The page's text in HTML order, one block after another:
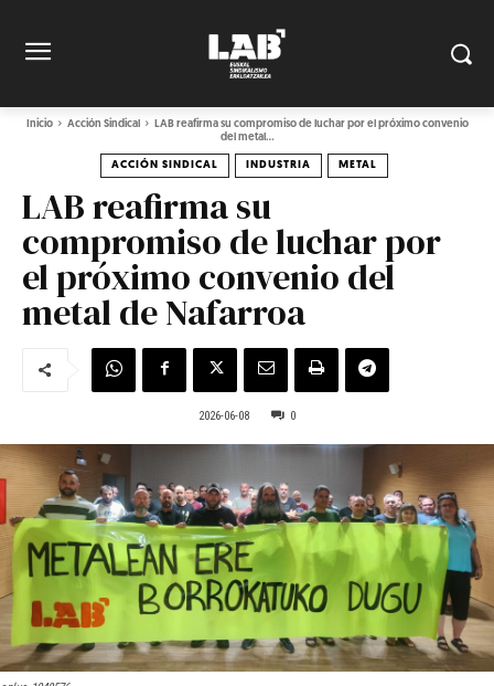
Inicio Acción Sindical
LAB reafirma su compromiso de luchar por el próximo convenio
del metal...
ACCIÓN SINDICAL INDUSTRIA METAL
LAB reafirma su
compromiso de luchar por
el próximo convenio del
metal de Nafarroa
2026-06-08 0